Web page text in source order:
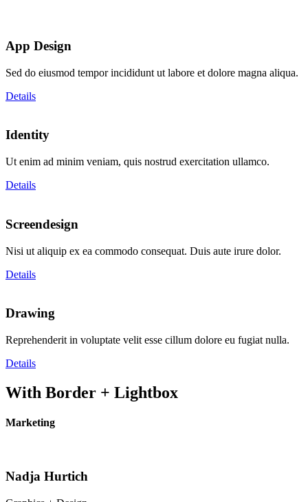
App Design
Sed do eiusmod tempor incididunt ut labore et dolore magna aliqua.
Details
Identity
Ut enim ad minim veniam, quis nostrud exercitation ullamco.
Details
Screendesign
Nisi ut aliquip ex ea commodo consequat. Duis aute irure dolor.
Details
Drawing
Reprehenderit in voluptate velit esse cillum dolore eu fugiat nulla.
Details
With Border + Lightbox
Marketing
Nadja Hurtich